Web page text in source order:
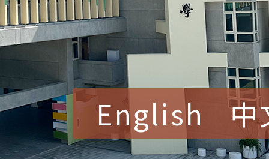
English 中
賀！本校參加桃園市中